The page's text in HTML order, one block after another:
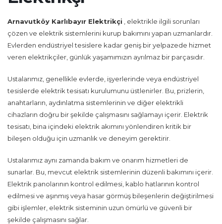
Arnavutköy Karlıbayır Elektrikçi , elektrikle ilgili sorunları
çözen ve elektrik sistemlerini kurup bakımını yapan uzmanlardır.
Evlerden endüstriyel tesislere kadar geniş bir yelpazede hizmet
veren elektrikçiler, günlük yaşamımızın ayrılmaz bir parçasıdır.
Ustalarımız, genellikle evlerde, işyerlerinde veya endüstriyel
tesislerde elektrik tesisatı kurulumunu üstlenirler. Bu, prizlerin,
anahtarların, aydınlatma sistemlerinin ve diğer elektrikli
cihazların doğru bir şekilde çalışmasını sağlamayı içerir. Elektrik
tesisatı, bina içindeki elektrik akımını yönlendiren kritik bir
bileşen olduğu için uzmanlık ve deneyim gerektirir.
Ustalarımız aynı zamanda bakım ve onarım hizmetleri de
sunarlar. Bu, mevcut elektrik sistemlerinin düzenli bakımını içerir.
Elektrik panolarının kontrol edilmesi, kablo hatlarının kontrol
edilmesi ve aşınmış veya hasar görmüş bileşenlerin değiştirilmesi
gibi işlemler, elektrik sisteminin uzun ömürlü ve güvenli bir
şekilde çalışmasını sağlar.